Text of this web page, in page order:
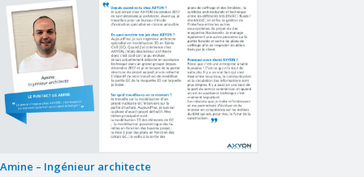
Amine – Ingénieur architecte